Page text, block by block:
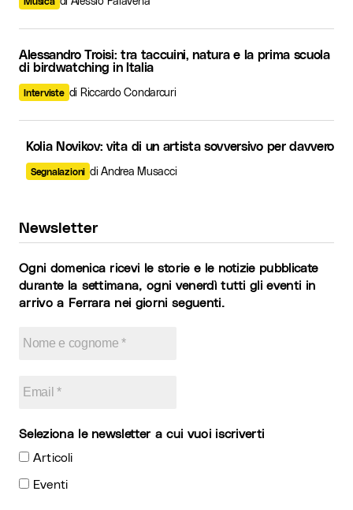
Alessandro Troisi: tra taccuini, natura e la prima scuola
di birdwatching in Italia
Interviste di Riccardo Condarcuri
Kolia Novikov: vita di un artista sovversivo per davvero
Segnalazioni di Andrea Musacci
Newsletter
Ogni domenica ricevi le storie e le notizie pubblicate
durante la settimana, ogni venerdì tutti gli eventi in
arrivo a Ferrara nei giorni seguenti.
Seleziona le newsletter a cui vuoi iscriverti
Articoli
Eventi